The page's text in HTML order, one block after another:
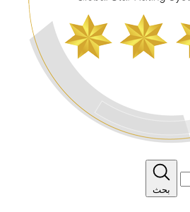
بحث